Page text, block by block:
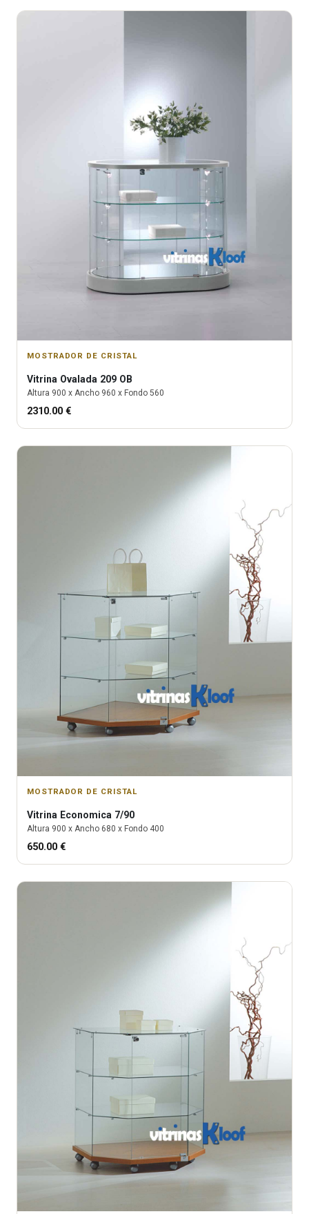
MOSTRADOR DE CRISTAL
Vitrina Ovalada 209 OB
Altura 900 x Ancho 960 x Fondo 560
2310.00 €
MOSTRADOR DE CRISTAL
Vitrina Economica 7/90
Altura 900 x Ancho 680 x Fondo 400
650.00 €